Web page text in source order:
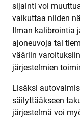
sijainti voi
vaikuttaa niiden
Ilman kalibrointia
ajoneuvoja tai
vääriin
järjestelmien
Lisäksi
säilyttääkseen
järjestelmä voi